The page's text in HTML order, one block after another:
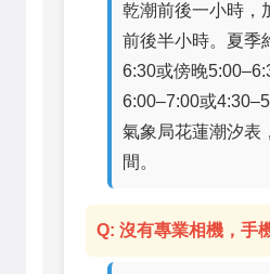
乾潮前後一小時，
前後半小時。夏季
6:30或傍晚
6:00–7:00或
氣象局花蓮潮汐表
間。
Q: 沒有專業相機，手